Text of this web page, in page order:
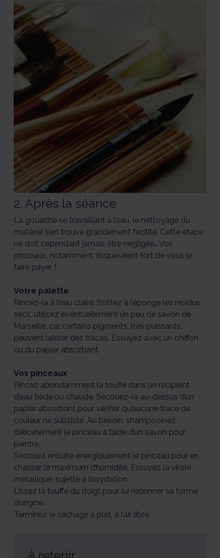
2. Après la séance
La gouache se travaillant à l’eau, le nettoyage du
matériel s’en trouve grandement facilité. Cette étape
ne doit cependant jamais être négligée… Vos
pinceaux, notamment, risqueraient fort de vous le
faire payer !
Votre palette
Rincez-la à l’eau claire, frottez à l’éponge les résidus
secs, utilisez éventuellement un peu de savon de
Marseille, car certains pigments, très puissants,
peuvent laisser des traces. Essuyez avec un chiffon
ou du papier absorbant.
Vos pinceaux​
Rincez abondamment la touffe dans un récipient
d’eau tiède ou chaude. Secouez-la au-dessus d’un
papier absorbant pour vérifier qu’aucune trace de
couleur ne subsiste. Au besoin, shampooinez
délicatement le pinceau à l’aide d’un savon pour
peintre.
Secouez ensuite énergiquement le pinceau pour en
chasser le maximum d’humidité. Essuyez la virole
métallique, sujette à l’oxydation.
Lissez la touffe du doigt pour lui redonner sa forme
d’origine.
Terminez le séchage à plat, à l’air libre.
À retenir